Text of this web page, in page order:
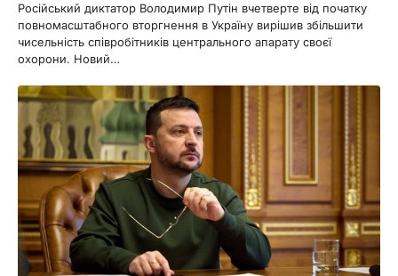
Російський диктатор Володимир Путін вчетверте від початку
повномасштабного вторгнення в Україну вирішив збільшити
чисельність співробітників центрального апарату своєї
охорони. Новий…